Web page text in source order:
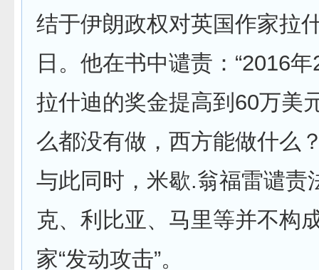
结于伊朗政权对英国作家拉
日。他在书中谴责：“2016
拉什迪的奖金提高到60万美
么都没有做，西方能做什么
与此同时，米歇.翁福雷谴责
克、利比亚、马里等并不构
家“发动攻击”。